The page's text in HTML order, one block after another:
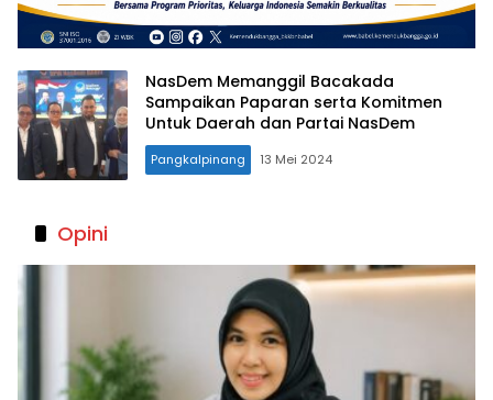
NasDem Memanggil Bacakada
Sampaikan Paparan serta Komitmen
Untuk Daerah dan Partai NasDem
Pangkalpinang 13 Mei 2024
Opini